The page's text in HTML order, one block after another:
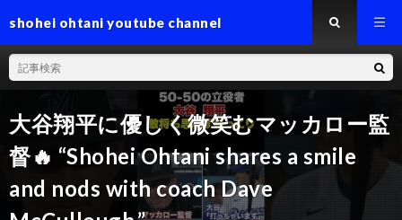
shohei ohtani youtube channel
大谷翔平に優しく微笑むマッカロー監
督🔥 “Shohei Ohtani shares a smile
and nods with coach Dave